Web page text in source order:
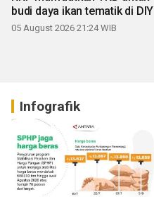
budi daya ikan tematik di DIY
05 August 2026 21:24 WIB
Infografik